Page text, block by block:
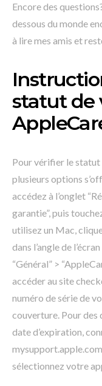
Encore des
dessous du monde
à lire mes amis et
statut de
Pour vérifier le
plusieurs options
accédez à l’onglet
garantie”, puis
utilisez un Mac,
dans l’angle de
“Général” >
accéder au site
numéro de série de
couverture. Pour des
date d’expiration,
sélectionnez votre